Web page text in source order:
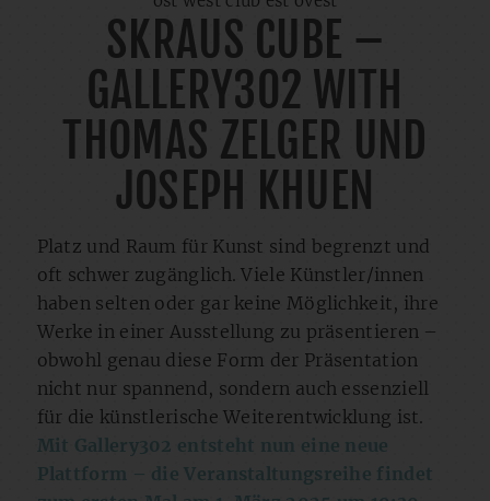
SKRAUS CUBE –
GALLERY302 WITH
THOMAS ZELGER UND
JOSEPH KHUEN
Platz und Raum für Kunst sind begrenzt und
oft schwer zugänglich. Viele Künstler/innen
haben selten oder gar keine Möglichkeit, ihre
Werke in einer Ausstellung zu präsentieren –
obwohl genau diese Form der Präsentation
nicht nur spannend, sondern auch essenziell
für die künstlerische Weiterentwicklung ist.
Mit Gallery302 entsteht nun eine neue
Plattform – die Veranstaltungsreihe findet